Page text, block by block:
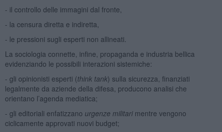
- il controllo delle immagini dal fronte,
- la censura diretta e indiretta,
- le pressioni sugli esperti non allineati.
La sociologia connette, infine, propaganda e industria bellica
evidenziando le possibili interazioni sistemiche:
- gli opinionisti esperti (think tank) sulla sicurezza, finanziati
legalmente da aziende della difesa, producono analisi che
orientano l’agenda mediatica;
- gli editoriali enfatizzano urgenze militarimentre vengono
ciclicamente approvati nuovi budget;